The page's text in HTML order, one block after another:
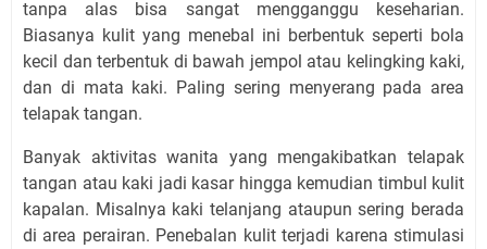
tanpa alas bisa sangat mengganggu keseharian.
Biasanya kulit yang menebal ini berbentuk seperti bola
kecil dan terbentuk di bawah jempol atau kelingking kaki,
dan di mata kaki. Paling sering menyerang pada area
telapak tangan.
Banyak aktivitas wanita yang mengakibatkan telapak
tangan atau kaki jadi kasar hingga kemudian timbul kulit
kapalan. Misalnya kaki telanjang ataupun sering berada
di area perairan. Penebalan kulit terjadi karena stimulasi